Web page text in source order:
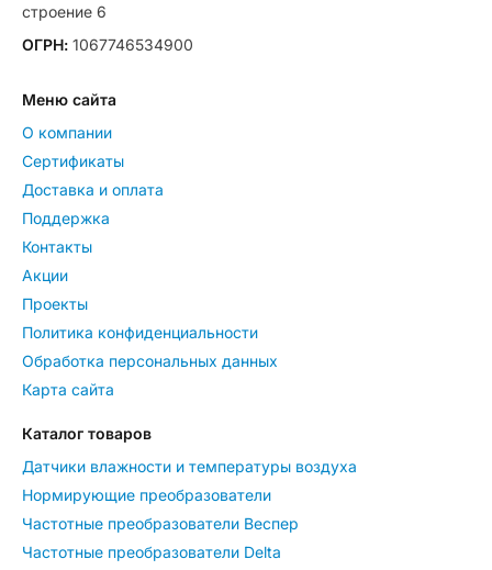
строение 6
ОГРН: 1067746534900
Меню сайта
О компании
Сертификаты
Доставка и оплата
Поддержка
Контакты
Акции
Проекты
Политика конфиденциальности
Обработка персональных данных
Карта сайта
Каталог товаров
Датчики влажности и температуры воздуха
Нормирующие преобразователи
Частотные преобразователи Веспер
Частотные преобразователи Delta